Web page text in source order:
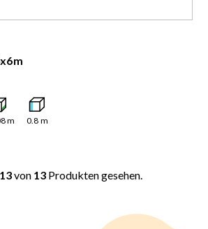
m 0.8 m
13von 13 Produkten gesehen.